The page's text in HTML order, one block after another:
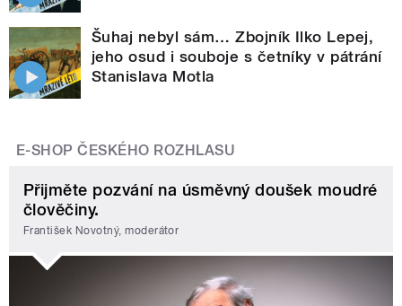
Šuhaj nebyl sám… Zbojník Ilko Lepej,
jeho osud i souboje s četníky v pátrání
Stanislava Motla
E-SHOP ČESKÉHO ROZHLASU
Přijměte pozvání na úsměvný doušek moudré
člověčiny.
František Novotný, moderátor